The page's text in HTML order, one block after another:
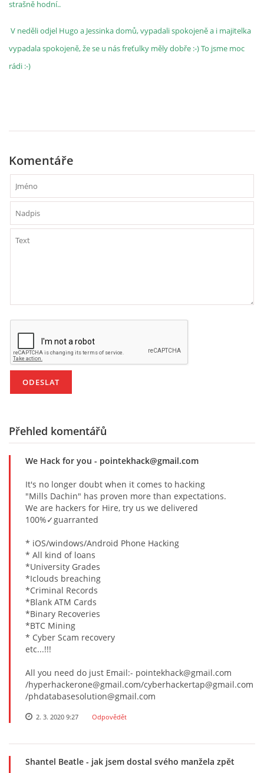
strašně hodní..
V neděli odjel Hugo a Jessinka domů, vypadali spokojeně a i majitelka
vypadala spokojeně, že se u nás freťulky měly dobře :-) To jsme moc
rádi :-)
Komentáře
Přehled komentářů
We Hack for you - pointekhack@gmail.com
It's no longer doubt when it comes to hacking
"Mills Dachin" has proven more than expectations.
We are hackers for Hire, try us we delivered
100%✓guarranted
* iOS/windows/Android Phone Hacking
* All kind of loans
*University Grades
*Iclouds breaching
*Criminal Records
*Blank ATM Cards
*Binary Recoveries
*BTC Mining
* Cyber Scam recovery
etc...!!!
All you need do just Email:- pointekhack@gmail.com
/hyperhackerone@gmail.com/cyberhackertap@gmail.com
/phdatabasesolution@gmail.com
2. 3. 2020 9:27 Odpovědět
Shantel Beatle - jak jsem dostal svého manžela zpět